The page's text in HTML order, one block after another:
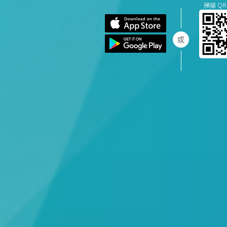
掃描